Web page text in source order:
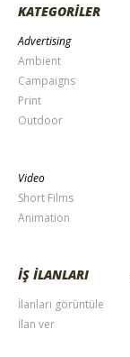
KATEGORİLER
Advertising
Ambient
Campaigns
Print
Outdoor
Video
Short Films
Animation
İŞ İLANLARI
İlanları görüntüle
İlan ver